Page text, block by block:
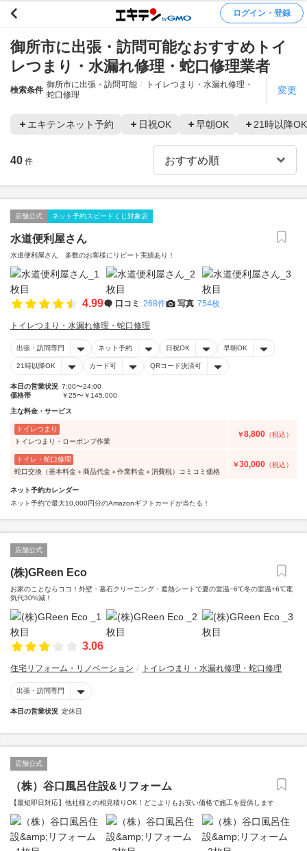
ログイン・登録
御所市に出張・訪問可能なおすすめトイ
レつまり・水漏れ修理・蛇口修理業者
検索条件
御所市に出張・訪問可能
トイレつまり・水漏れ修理・
蛇口修理
変更
エキテンネット予約 日祝OK 早朝OK 21時以降OK
40 件
店舗公式 ネット予約スピードくじ対象店
水道便利屋さん
水道便利屋さん 多数のお客様にリピート実績あり！
4.99 口コミ 268件 写真 754枚
トイレつまり・水漏れ修理・蛇口修理
出張・訪問専門 ネット予約 日祝OK 早朝OK
21時以降OK カード可 QRコード決済可
本日の営業状況 7:00〜24:00
価格帯
￥25〜￥145,000
主な料金・サービス
トイレつまり
トイレつまり・ローポンプ作業
￥8,800 （税込）
トイレ・蛇口修理
蛇口交換（基本料金＋商品代金＋作業料金＋消費税）コミコミ価格
￥30,000 （税込）
ネット予約カレンダー
ネット予約で最大10,000円分のAmazonギフトカードが当たる！
店舗公式
(株)GReen Eco
お家のことならココ！外壁・墓石クリーニング・遮熱シートで夏の室温−6℃冬の室温+6℃電
気代30%減！
3.06
住宅リフォーム・リノベーション トイレつまり・水漏れ修理・蛇口修理
出張・訪問専門
本日の営業状況 定休日
店舗公式
（株）谷口風呂住設&リフォーム
【最短即日対応】他社様との相見積りOK！どこよりもお安い価格で施工を提供します